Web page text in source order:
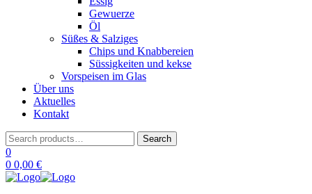
Gewuerze
Öl
Süßes & Salziges
Chips und Knabbereien
Süssigkeiten und kekse
Vorspeisen im Glas
Über uns
Aktuelles
Kontakt
Search
for:
Search
0
0 0,00 €